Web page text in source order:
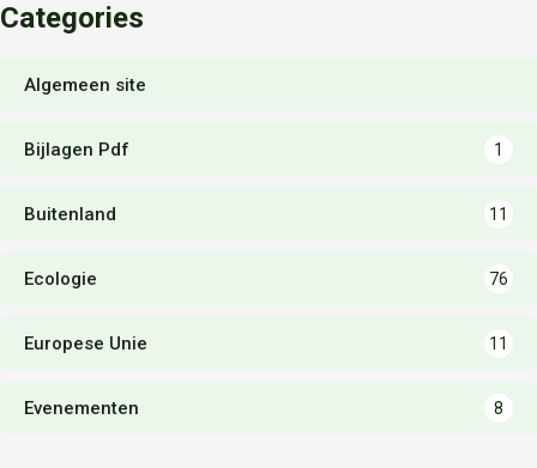
Categories
Algemeen site
Bijlagen Pdf 1
Buitenland 11
Ecologie 76
Europese Unie 11
Evenementen 8